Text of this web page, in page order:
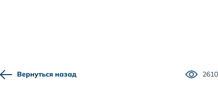
Вернуться назад 2610